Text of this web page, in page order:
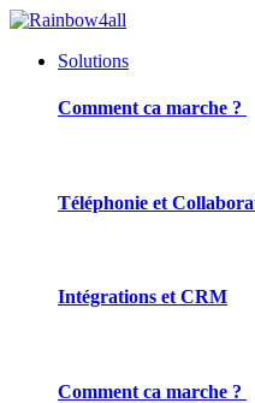
Solutions
Comment ca marche ?
Téléphonie et
Intégrations et CRM
Comment ca marche ?